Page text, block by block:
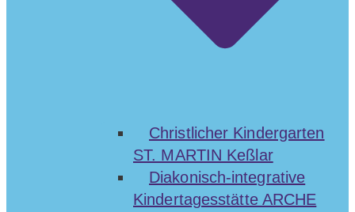
Christlicher Kindergarten
ST. MARTIN Keßlar
Diakonisch-integrative
Kindertagesstätte ARCHE